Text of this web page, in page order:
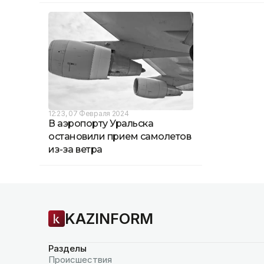
12:23, 07 Февраля 2024
В аэропорту Уральска
остановили прием самолетов
из-за ветра
KAZINFORM
Разделы
Происшествия